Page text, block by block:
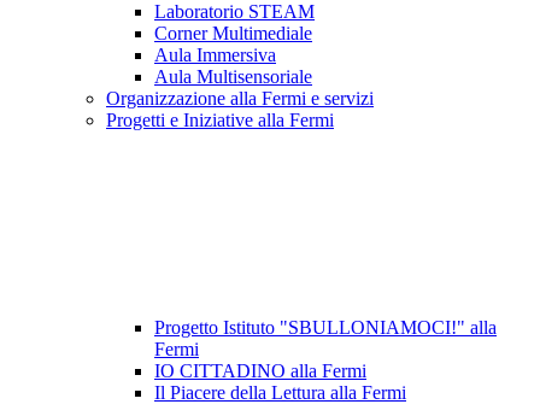
Laboratorio STEAM
Corner Multimediale
Aula Immersiva
Aula Multisensoriale
Organizzazione alla Fermi e servizi
Progetti e Iniziative alla Fermi
Progetto Istituto "SBULLONIAMOCI!" alla
Fermi
IO CITTADINO alla Fermi
Il Piacere della Lettura alla Fermi